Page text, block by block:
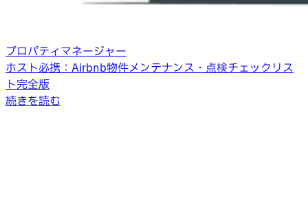
プロパティマネージャー
ホスト必携：Airbnb物件メンテナンス・点検チェックリス
ト完全版
続きを読む